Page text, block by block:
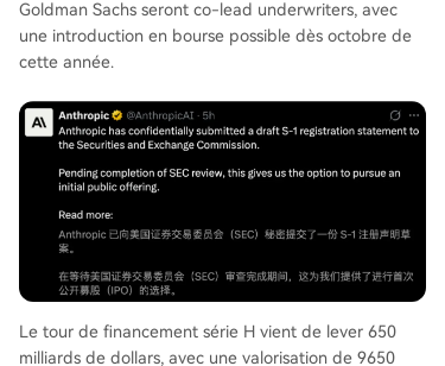
"carbone" (ressources humaines) à une économi
e mixte "carbone-silicium", où la puissance de ca
oteurs essentiels de productivité et de compétiti
vité. L'IPO d'Anthropic symboliserait donc l'ancra
Goldman Sachs seront co-lead underwriters, avec
une introduction en bourse possible dès octobre de
cette année.
Le tour de financement série H vient de lever 650
milliards de dollars, avec une valorisation de 9650